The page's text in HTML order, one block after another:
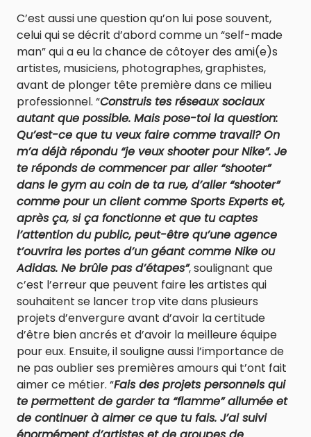
C’est aussi une question qu’on lui pose souvent,
celui qui se décrit d’abord comme un “self-made
man” qui a eu la chance de côtoyer des ami(e)s
artistes, musiciens, photographes, graphistes,
avant de plonger tête première dans ce milieu
professionnel. “Construis tes réseaux sociaux
autant que possible. Mais pose-toi la question:
Qu’est-ce que tu veux faire comme travail? On
m’a déjà répondu “je veux shooter pour Nike”. Je
te réponds de commencer par aller “shooter”
dans le gym au coin de ta rue, d’aller “shooter”
comme pour un client comme Sports Experts et,
après ça, si ça fonctionne et que tu captes
l’attention du public, peut-être qu’une agence
t’ouvrira les portes d’un géant comme Nike ou
Adidas. Ne brûle pas d’étapes”, soulignant que
c’est l’erreur que peuvent faire les artistes qui
souhaitent se lancer trop vite dans plusieurs
projets d’envergure avant d’avoir la certitude
d’être bien ancrés et d’avoir la meilleure équipe
pour eux. Ensuite, il souligne aussi l’importance de
ne pas oublier ses premières amours qui t’ont fait
aimer ce métier. “Fais des projets personnels qui
te permettent de garder ta “flamme” allumée et
de continuer à aimer ce que tu fais. J’ai suivi